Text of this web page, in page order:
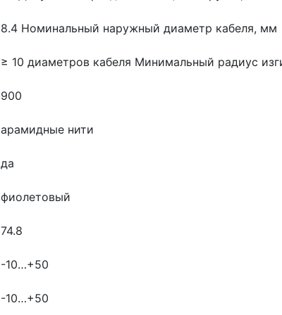
8.4 Номинальный наружный диаметр кабеля, мм
≥ 10 диаметров кабеля Минимальный радиус
900
арамидные нити
да
фиолетовый
74.8
-10…+50
-10…+50